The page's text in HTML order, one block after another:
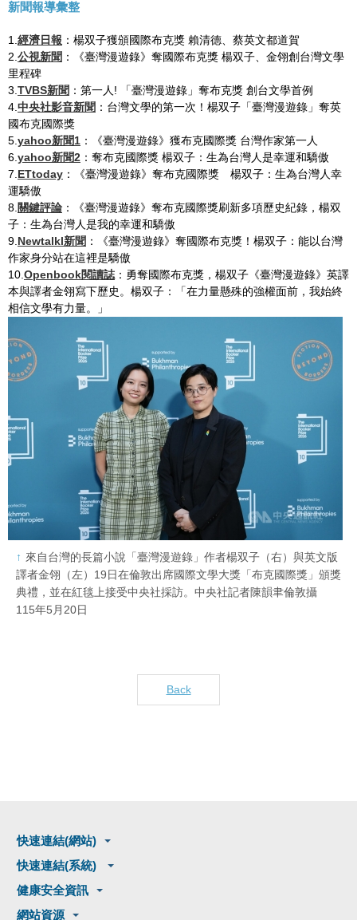
新聞報導彙整
1. 經濟日報 ：楊双子獲頒國際布克獎 賴清德、蔡英文都道賀
2. 公視新聞 ：《臺灣漫遊錄》奪國際布克獎 楊双子、金翎創台灣文學
里程碑
3. TVBS新聞 ：第一人! 「臺灣漫遊錄」奪布克獎 創台文學首例
4. 中央社影音新聞 ：台灣文學的第一次！楊双子「臺灣漫遊錄」奪英
國布克國際獎
5. yahoo新聞1 ：《臺灣漫遊錄》獲布克國際獎 台灣作家第一人
6. yahoo新聞2 ：奪布克國際獎 楊双子：生為台灣人是幸運和驕傲
7. ETtoday ：《臺灣漫遊錄》奪布克國際獎 楊双子：生為台灣人幸
運驕傲
8. 關鍵評論 ：《臺灣漫遊錄》奪布克國際獎刷新多項歷史紀錄，楊双
子：生為台灣人是我的幸運和驕傲
9. Newtalkl新聞 ：《臺灣漫遊錄》奪國際布克獎！楊双子：能以台灣
作家身分站在這裡是驕傲
10. Openbook閱讀誌 ：勇奪國際布克獎，楊双子《臺灣漫遊錄》英譯
本與譯者金翎寫下歷史。楊双子：「在力量懸殊的強權面前，我始終
相信文學有力量。」
來自台灣的長篇小說「臺灣漫遊錄」作者楊双子（右）與英文版
譯者金翎（左）19日在倫敦出席國際文學大獎「布克國際獎」頒獎
典禮，並在紅毯上接受中央社採訪。中央社記者陳韻聿倫敦攝
115年5月20日
Back
快速連結(網站)
快速連結(系統)
健康安全資訊
網站資源